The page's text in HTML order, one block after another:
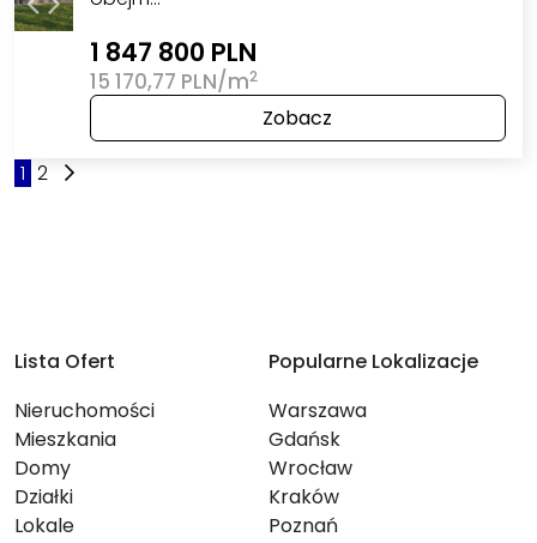
1 847 800 PLN
15 170,77 PLN/m2
Zobacz
1 2
Lista Ofert
Nieruchomości
Mieszkania
Domy
Działki
Lokale
Popularne Lokalizacje
Warszawa
Gdańsk
Wrocław
Kraków
Poznań